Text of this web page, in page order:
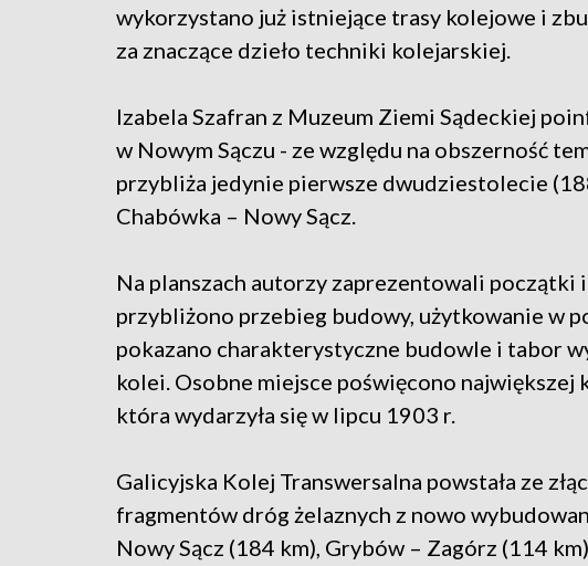
wykorzystano już istniejące trasy kolejowe i
za znaczące dzieło techniki kolejarskiej.
Izabela Szafran z Muzeum Ziemi Sądeckiej
w Nowym Sączu - ze względu na obszerność
przybliża jedynie pierwsze dwudziestolecie
Chabówka – Nowy Sącz.
Na planszach autorzy zaprezentowali początki
przybliżono przebieg budowy, użytkowanie w
pokazano charakterystyczne budowle i tabor
kolei. Osobne miejsce poświęcono
która wydarzyła się w lipcu 1903 r.
Galicyjska Kolej Transwersalna powstała ze
fragmentów dróg żelaznych z nowo
Nowy Sącz (184 km), Grybów – Zagórz (114